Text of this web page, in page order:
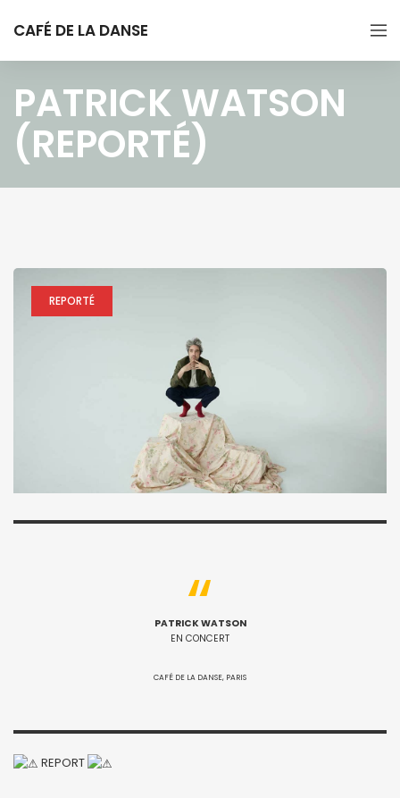
CAFÉ DE LA DANSE
PATRICK WATSON
(REPORTÉ)
REPORTÉ
PATRICK WATSON
EN CONCERT
CAFÉ DE LA DANSE, PARIS
REPORT